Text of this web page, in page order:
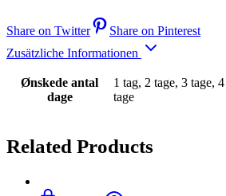
Share on Twitter
Share on Pinterest
Zusätzliche Informationen
Ønskede antal
dage
1 tag, 2 tage, 3 tage,
tage
Related Products